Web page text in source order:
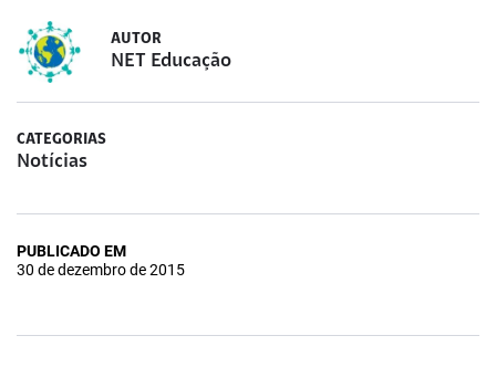
AUTOR
NET Educação
CATEGORIAS
Notícias
PUBLICADO EM
30 de dezembro de 2015